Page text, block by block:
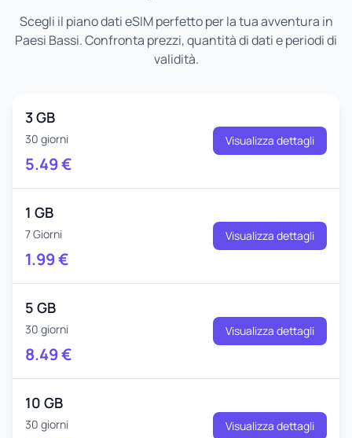
Scegli il piano dati eSIM perfetto per la tua avventura in
Paesi Bassi. Confronta prezzi, quantità di dati e periodi di
validità.
3 GB
30 giorni
5.49€
Visualizza dettagli
1 GB
7 Giorni
1.99€
Visualizza dettagli
5 GB
30 giorni
8.49€
Visualizza dettagli
10 GB
30 giorni Visualizza dettagli